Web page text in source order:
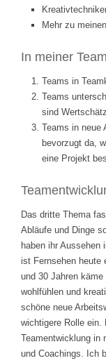
Mehr zu
In meiner
Teams in
Teams
sind
Teams in neue
bevorzugt da,
eine Projekt
Das dritte Thema
Abläufe und Dinge
haben ihr
ist Fernsehen heute
und 30 Jahren
wohlfühlen und
schöne neue
wichtigere Rolle ein.
Teamentwicklung in
und Coachings. Ich